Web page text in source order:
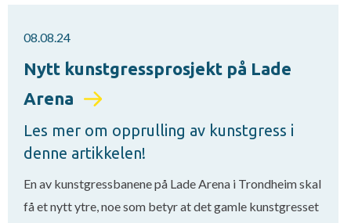
08.08.24
Nytt kunstgressprosjekt på Lade
Arena
Les mer om opprulling av kunstgress i
denne artikkelen!
En av kunstgressbanene på Lade Arena i Trondheim skal
få et nytt ytre, noe som betyr at det gamle kunstgresset